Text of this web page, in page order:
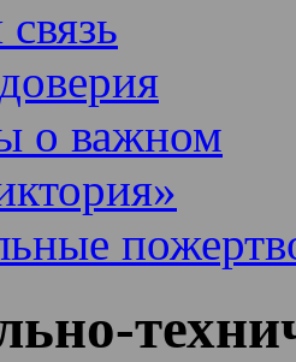
о важном